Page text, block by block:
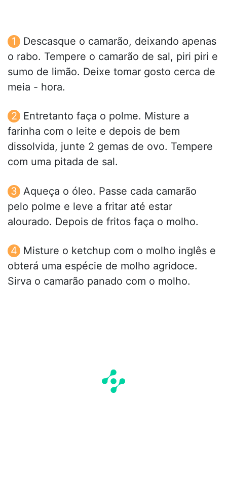
Descasque o camarão, deixando apenas
o rabo. Tempere o camarão de sal, piri piri e
sumo de limão. Deixe tomar gosto cerca de
meia - hora.
Entretanto faça o polme. Misture a
farinha com o leite e depois de bem
dissolvida, junte 2 gemas de ovo. Tempere
com uma pitada de sal.
Aqueça o óleo. Passe cada camarão
pelo polme e leve a fritar até estar
alourado. Depois de fritos faça o molho.
Misture o ketchup com o molho inglês e
obterá uma espécie de molho agridoce.
Sirva o camarão panado com o molho.